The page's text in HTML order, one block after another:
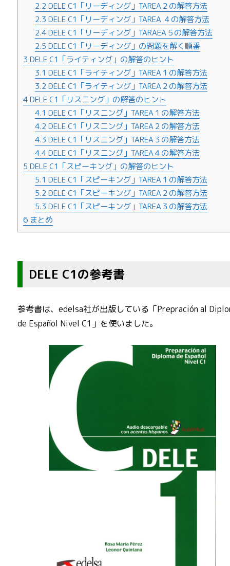
2.2 DELE C1「リーディング」TAREA２の解答方法
2.3 DELE C1「リーディング」TAREA ４の解答方法
2.4DELE C1「リーディング」TARAEA５の解答方法
2.5 DELE C1「リーディング」の問題を解く順番
3 DELE C1「ライティング」の解答のヒント
3.1 DELE C1「ライティング」TAREA１の解答方法
3.2 DELE C1「ライティング」TAREA２の解答方法
4DELE C1「リスニング」の解答のヒント
4.1 DELE C1「リスニング」TAREA１の解答方法
4.2 DELE C1「リスニング」TAREA２の解答方法
4.3 DELE C1「リスニング」TAREA３の解答方法
4.4DELE C1「リスニング」TAREA４の解答方法
5 DELE C1「スピーキング」の解答のヒント
5.1 DELE C1「スピーキング」TAREA１の解答方法
5.2 DELE C1「スピーキング」TAREA２の解答方法
5.3 DELE C1「スピーキング」TAREA３の解答方法
6 まとめ
DELE C1の参考書
参考書は、edelsa社が出版している「Prepración al
de Español Nivel C1」を使いました。